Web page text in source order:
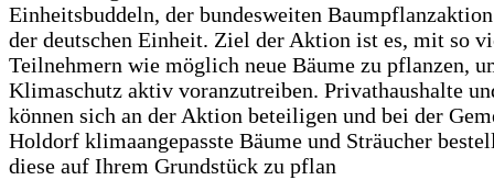
Einheitsbuddeln, der bundesweiten
der deutschen Einheit. Ziel der Aktion ist es, mit so
Teilnehmern wie möglich neue Bäume zu pflanzen,
Klimaschutz aktiv voranzutreiben. Privathaushalte
können sich an der Aktion beteiligen und bei der
Holdorf klimaangepasste Bäume und Sträucher
diese auf Ihrem Grundstück zu pflan